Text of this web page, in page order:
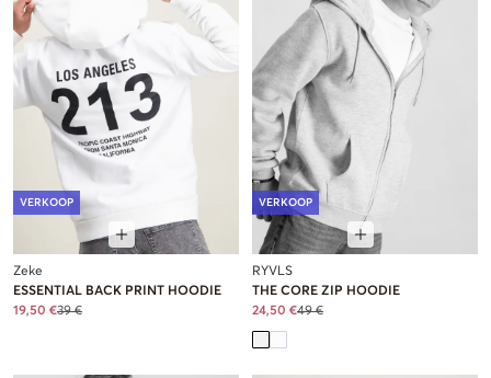
VERKOOP
Zeke
ESSENTIAL BACK PRINT HOODIE
19,50 €39 €
VERKOOP
RYVLS
THE CORE ZIP HOODIE
24,50 €49 €